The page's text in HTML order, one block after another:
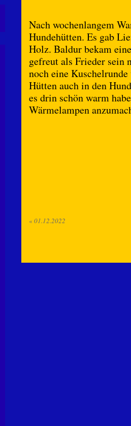
Nach wochenlangem
Hundehütten. Es gab
Holz. Baldur bekam
gefreut als Frieder sein
noch eine
Hütten auch in den
es drin schön warm
Wärmelampen
« 01.12.2022